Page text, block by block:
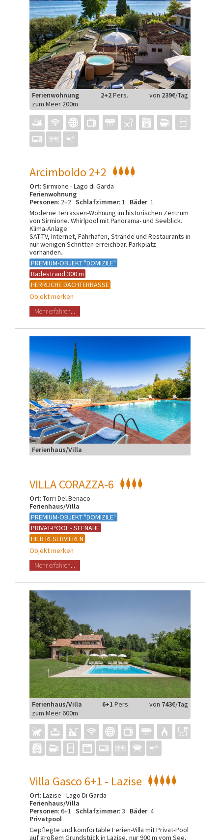
Ferienwohnung 2+2Pers. von 239€/Tag
zum Meer 200m
Arcimboldo 2+2
Ort: Sirmione - Lago di Garda
Ferienwohnung
Personen: 2+2 Schlafzimmer: 1 Bäder: 1
Moderne Terrassen-Wohnung im historischen Zentrum
von Sirmione. Whirlpool mit Panorama- und Seeblick.
Klima-Anlage
SAT-TV, Internet, Fährhafen, Strände und Restaurants in
nur wenigen Schritten erreichbar. Parkplatz
vorhanden.
PREMIUM-OBJEKT "DOMIZILE"
Badestrand 300 m
HERRLICHE DACHTERRASSE
Objekt merken
Mehr erfahren...
Ferienhaus/Villa
VILLA CORAZZA-6
Ort: Torri Del Benaco
Ferienhaus/Villa
PREMIUM-OBJEKT "DOMIZILE"
PRIVAT-POOL - SEENAHE
HIER RESERVIEREN
Objekt merken
Mehr erfahren...
Ferienhaus/Villa 6+1 Pers. von 743€/Tag
zum Meer 600m
Villa Gasco 6+1 - Lazise
Ort: Lazise - Lago Di Garda
Ferienhaus/Villa
Personen: 6+1 Schlafzimmer: 3 Bäder: 4
Privatpool
Gepflegte und komfortable Ferien-Villa mit Privat-Pool
auf großem Grundstück in Lazise, nur 900 m vom See,